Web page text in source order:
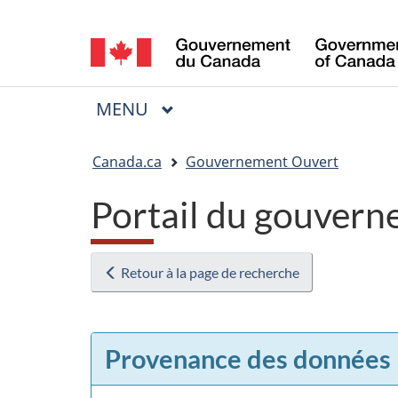
de
la
langue
Menu
MENU PRINCIPAL
Canada.ca Gouvernement Ouvert
Portail du
Retour à la page de recherche
Provenance des données